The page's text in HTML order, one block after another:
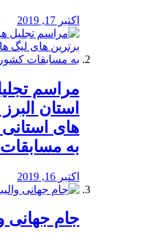
اکتبر 17, 2019
مراسم
استان
های
به
اکتبر 16, 2019
جام جهانی